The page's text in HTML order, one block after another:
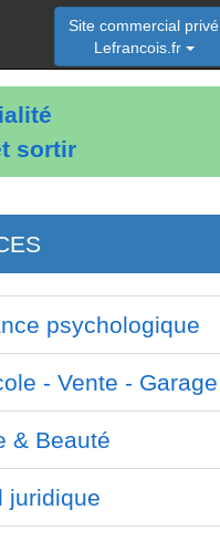
sortir
Site commercial privé
Lefrancois.fr
psychologique
- Vente - Garage
& Beauté
juridique